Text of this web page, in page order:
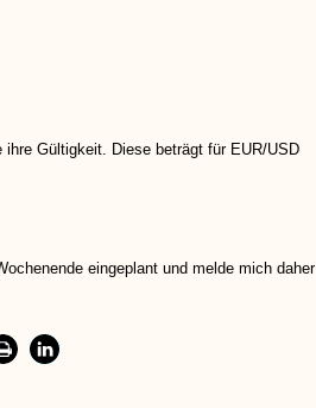
Gültigkeit. Diese beträgt für EUR/USD
eingeplant und melde mich daher